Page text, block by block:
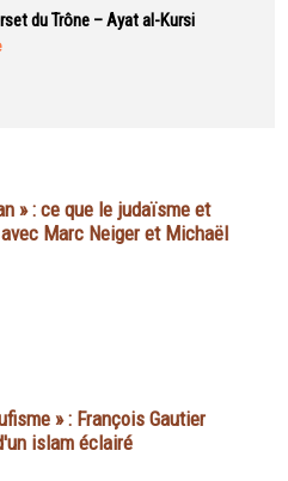
du Trône – Ayat al-Kursi
» : ce que le judaïsme et
Marc Neiger et Michaël
» : François Gautier
islam éclairé